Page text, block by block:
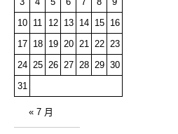
10
11 12 13 14 15
16
17
18 19 20 21 22 23
24 25 26 27 28 29 30
31
« 7 月